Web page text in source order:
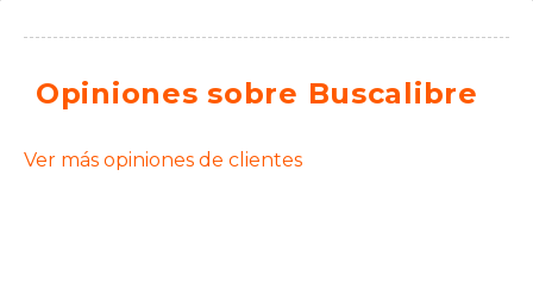
Opiniones sobre Buscalibre
Ver más opiniones de clientes